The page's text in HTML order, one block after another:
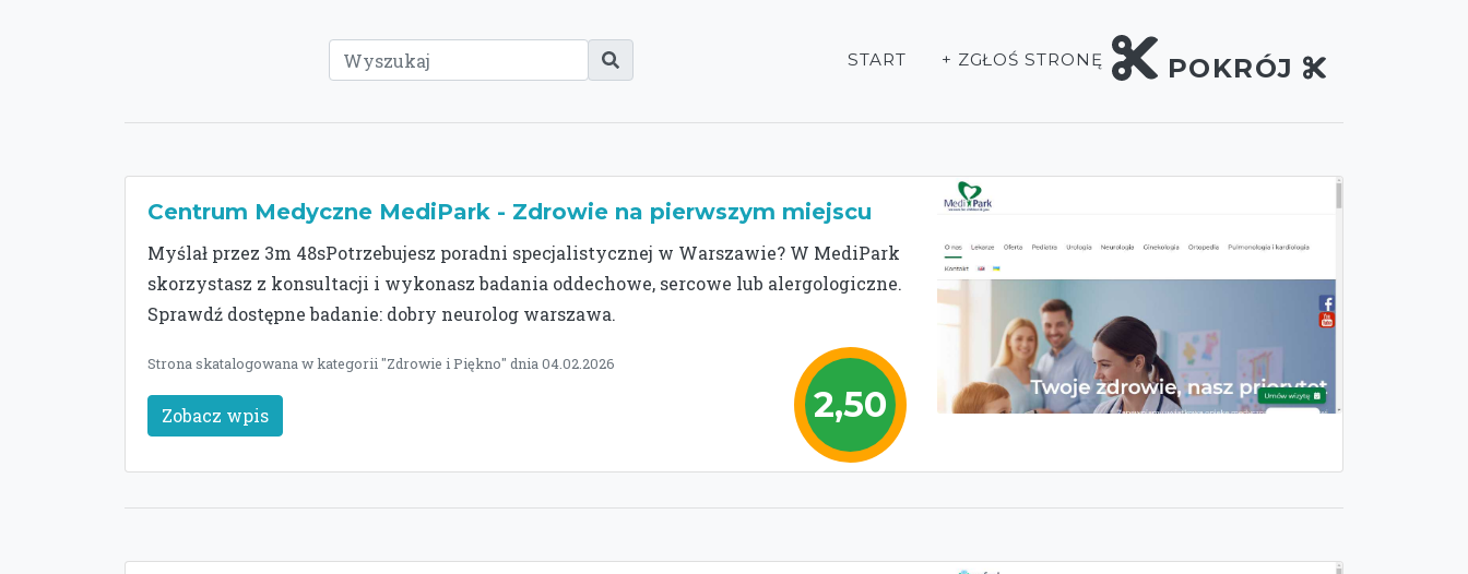
START + ZGŁOŚ STRONĘ POKRÓJ
Centrum Medyczne MediPark - Zdrowie na pierwszym miejscu
Myślał przez 3m 48sPotrzebujesz poradni specjalistycznej w Warszawie? W MediPark
skorzystasz z konsultacji i wykonasz badania oddechowe, sercowe lub alergologiczne.
Sprawdź dostępne badanie: dobry neurolog warszawa.
2,50
Strona skatalogowana w kategorii "Zdrowie i Piękno" dnia 04.02.2026
Zobacz wpis